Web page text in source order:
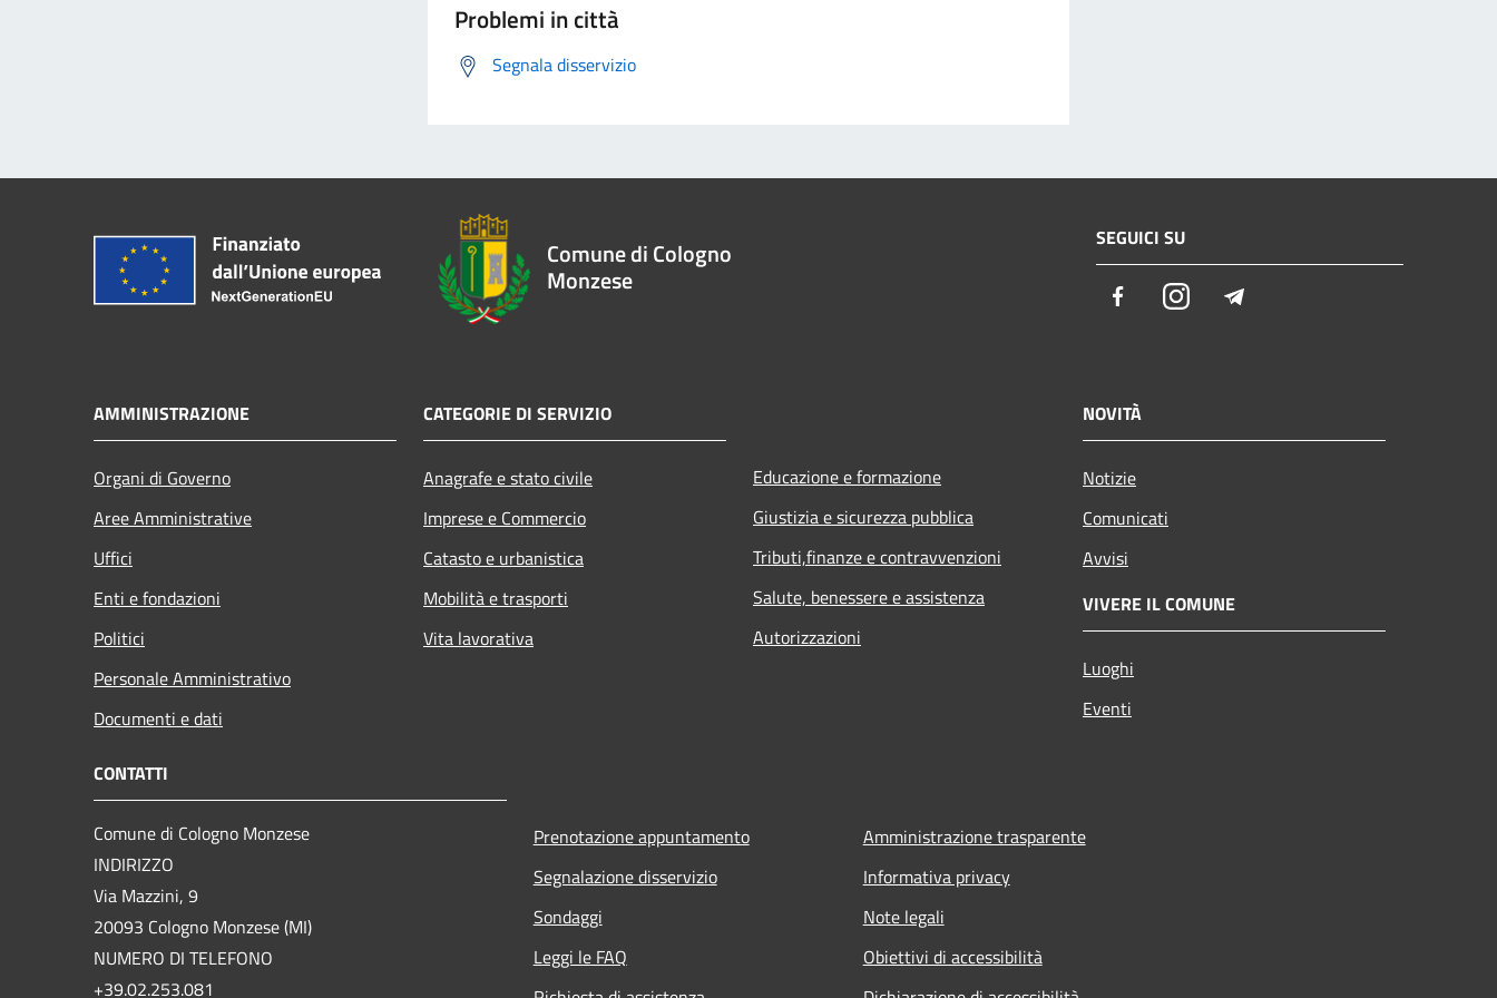
Problemi in città
Segnala disservizio
Comune di Cologno
Monzese
SEGUICI SU
FacebookInstagram
AMMINISTRAZIONE
Organi di Governo
Aree Amministrative
Uffici
Enti e fondazioni
Politici
Personale Amministrativo
Documenti e dati
CATEGORIE DI SERVIZIO
Anagrafe e stato civile
Imprese e Commercio
Catasto e urbanistica
Mobilità e trasporti
Vita lavorativa
Educazione e formazione
Giustizia e sicurezza pubblica
Tributi,finanze e contravvenzioni
Salute, benessere e assistenza
Autorizzazioni
NOVITÀ
Notizie
Comunicati
Avvisi
VIVERE IL COMUNE
Luoghi
Eventi
CONTATTI
Comune di Cologno Monzese
INDIRIZZO
Via Mazzini, 9
20093 Cologno Monzese (MI)
NUMERO DI TELEFONO
+39.02.253.081
Prenotazione appuntamento
Segnalazione disservizio
Sondaggi
Leggi le FAQ
Amministrazione trasparente
Informativa privacy
Note legali
Obiettivi di accessibilità